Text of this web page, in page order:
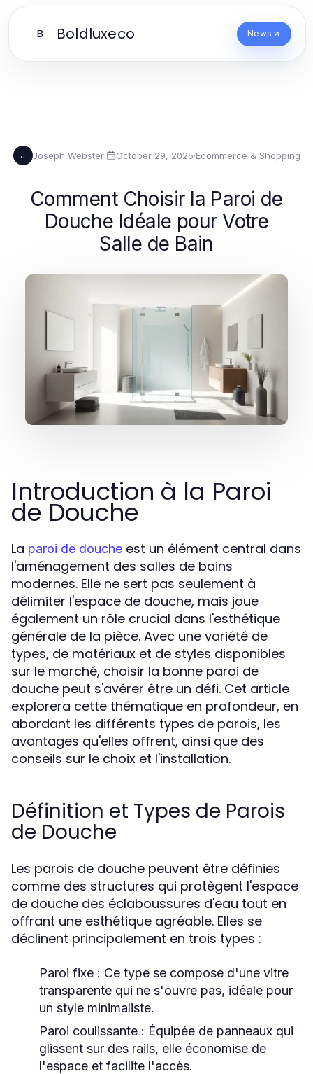
B Boldluxeco News
J Joseph Webster· October 29, 2025·Ecommerce & Shopping
Comment Choisir la Paroi de
Douche Idéale pour Votre
Salle de Bain
Introduction à la Paroi
de Douche
La paroi de douche est un élément central dans
l'aménagement des salles de bains
modernes. Elle ne sert pas seulement à
délimiter l'espace de douche, mais joue
également un rôle crucial dans l'esthétique
générale de la pièce. Avec une variété de
types, de matériaux et de styles disponibles
sur le marché, choisir la bonne paroi de
douche peut s'avérer être un défi. Cet article
explorera cette thématique en profondeur, en
abordant les différents types de parois, les
avantages qu'elles offrent, ainsi que des
conseils sur le choix et l'installation.
Définition et Types de Parois
de Douche
Les parois de douche peuvent être définies
comme des structures qui protègent l'espace
de douche des éclaboussures d'eau tout en
offrant une esthétique agréable. Elles se
déclinent principalement en trois types :
Paroi fixe : Ce type se compose d'une vitre
transparente qui ne s'ouvre pas, idéale pour
un style minimaliste.
Paroi coulissante : Équipée de panneaux qui
glissent sur des rails, elle économise de
l'espace et facilite l'accès.